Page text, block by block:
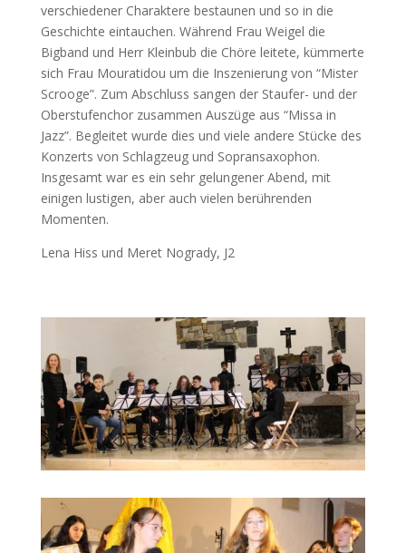
verschiedener Charaktere bestaunen und so in die
Geschichte eintauchen. Während Frau Weigel die
Bigband und Herr Kleinbub die Chöre leitete, kümmerte
sich Frau Mouratidou um die Inszenierung von “Mister
Scrooge”. Zum Abschluss sangen der Staufer- und der
Oberstufenchor zusammen Auszüge aus “Missa in
Jazz”. Begleitet wurde dies und viele andere Stücke des
Konzerts von Schlagzeug und Sopransaxophon.
Insgesamt war es ein sehr gelungener Abend, mit
einigen lustigen, aber auch vielen berührenden
Momenten.
Lena Hiss und Meret Nogrady, J2